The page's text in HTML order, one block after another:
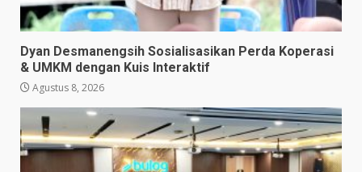
Dyan Desmanengsih Sosialisasikan Perda Koperasi
& UMKM dengan Kuis Interaktif
Agustus 8, 2026